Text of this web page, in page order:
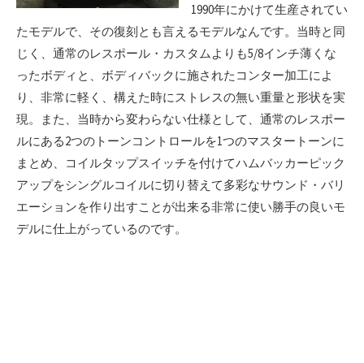
1990年にかけて生産されてい
たモデルで、その復刻とも言えるモデルなんです。当時と同
じく、通常のレスポール・カスタムよりも5/8インチ薄くな
ったボディと、ボディバックに施されたコンター加工によ
り、非常に軽く、構えた時にストレスの無い重量と形状を実
現。また、当時から変わらない仕様として、通常のレスポー
ルにある2つのトーンコントロールを1つのマスタートーンに
まとめ、コイルタップスイッチを付けてハムバッカーピック
アップをシングルコイルに切り替えて多彩なサウンド・バリ
エーションを作り出すことが出来る非常に使い勝手の良いモ
デルに仕上がっているのです。